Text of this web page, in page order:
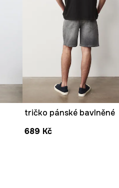
tričko pánské bavlněné
689 Kč